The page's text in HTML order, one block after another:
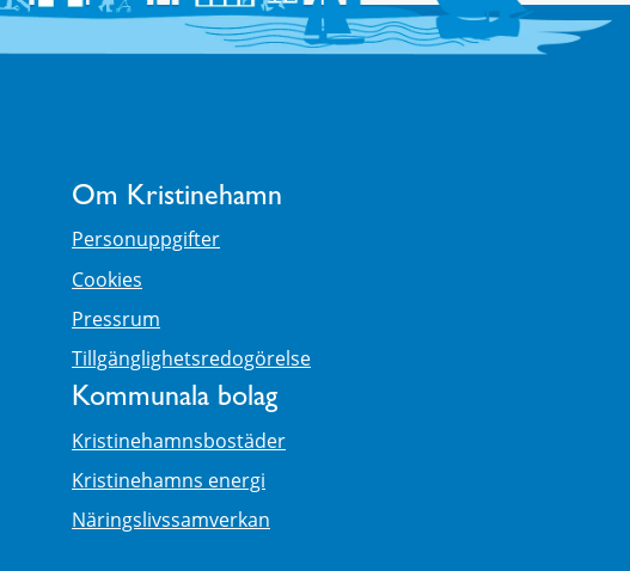
Om Kristinehamn
Personuppgifter
Cookies
Pressrum
Tillgänglighetsredogörelse
Kommunala bolag
Kristinehamnsbostäder
Kristinehamns energi
Näringslivssamverkan